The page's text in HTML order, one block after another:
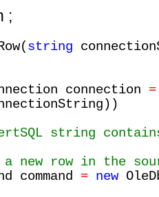
;
string
connection =
string
new row in the
= new